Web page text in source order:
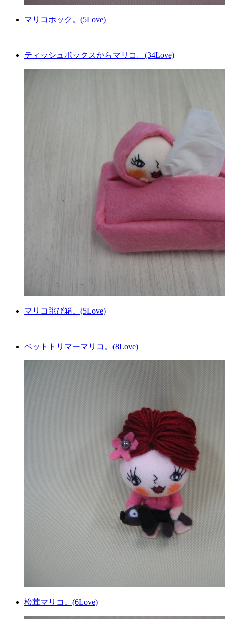
マリコホック。(5Love)
ティッシュボックスからマリコ。(34Love)
マリコ跳び箱。(5Love)
ペットトリマーマリコ。(8Love)
松茸マリコ。(6Love)